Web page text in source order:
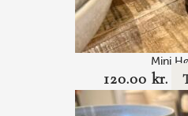
Mini
120.00 kr.